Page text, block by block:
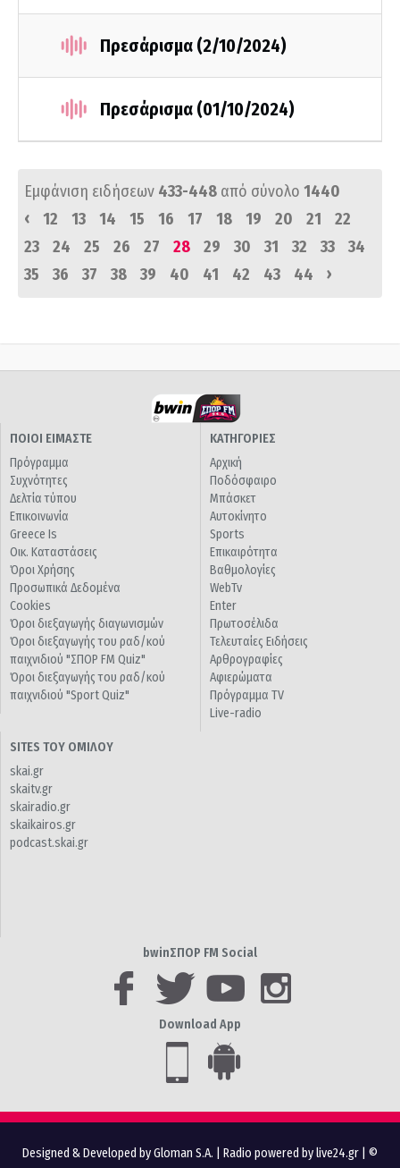
Πρεσάρισμα (2/10/2024)
Πρεσάρισμα (01/10/2024)
Εμφάνιση ειδήσεων 433-448 από σύνολο 1440
‹
12 13 14 15 16 17 18 19 20 21
22
23
24 25 26 27 28 29 30 31 32 33
34
35
36 37 38 39 40 41 42 43 44 ›
ΠΟΙΟΙ ΕΙΜΑΣΤΕ
Πρόγραμμα
Συχνότητες
Δελτία τύπου
Επικοινωνία
Greece Is
Οικ. Καταστάσεις
Όροι Χρήσης
Προσωπικά Δεδομένα
Cookies
Όροι διεξαγωγής διαγωνισμών
Όροι διεξαγωγής του ραδ/κού
παιχνιδιού "ΣΠΟΡ FM Quiz"
Όροι διεξαγωγής του ραδ/κού
παιχνιδιού "Sport Quiz"
ΚΑΤΗΓΟΡΙΕΣ
Αρχική
Ποδόσφαιρο
Μπάσκετ
Αυτοκίνητο
Sports
Επικαιρότητα
Βαθμολογίες
WebTv
Enter
Πρωτοσέλιδα
Τελευταίες Ειδήσεις
Αρθρογραφίες
Αφιερώματα
Πρόγραμμα TV
Live-radio
SITES ΤΟΥ ΟΜΙΛΟΥ
skai.gr
skaitv.gr
skairadio.gr
skaikairos.gr
podcast.skai.gr
bwinΣΠΟΡ FM Social
Download App
Designed & Developed by Gloman S.A. Radio powered by live24.gr | ©